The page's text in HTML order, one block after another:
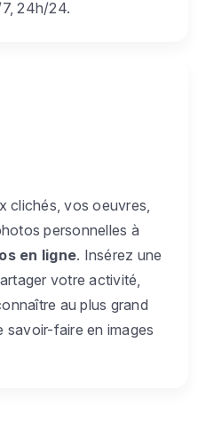
24h/24.
clichés, vos oeuvres,
personnelles à
en ligne. Insérez une
votre activité,
au plus grand
savoir-faire en images